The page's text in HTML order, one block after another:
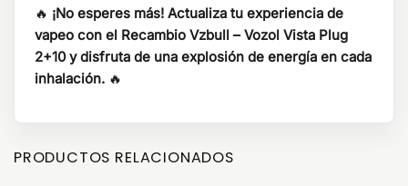
🔥 ¡No esperes más! Actualiza tu experiencia de
vapeo con el Recambio Vzbull – Vozol Vista Plug
2+10 y disfruta de una explosión de energía en cada
inhalación. 🔥
PRODUCTOS RELACIONADOS